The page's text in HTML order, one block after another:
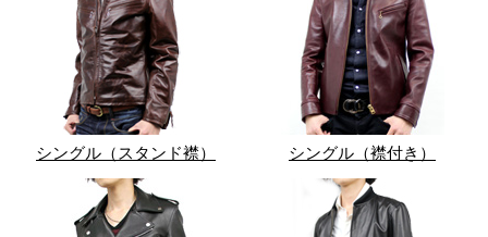
シングル（スタンド襟） シングル（襟付き）